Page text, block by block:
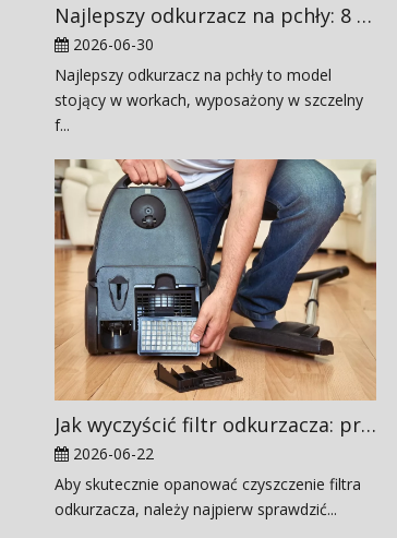
Najlepszy odkurzacz na pchły: 8 najlepszych modeli zwalczania
2026-06-30
Najlepszy odkurzacz na pchły to model
stojący w workach, wyposażony w szczelny
f...
Jak wyczyścić filtr odkurzacza: protokół fabryczny OEM
2026-06-22
Aby skutecznie opanować czyszczenie filtra
odkurzacza, należy najpierw sprawdzić...